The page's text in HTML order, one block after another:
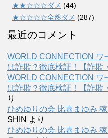
★★☆☆☆ダメ (44)
★☆☆☆☆全然ダメ (287)
最近のコメント
WORLD CONNECTION ワ
は詐欺？徹底検証！【詐欺
WORLD CONNECTION ワ
は詐欺？徹底検証！【詐欺
り
ひめゆりの会 比嘉まゆみ
SHIN より
ひめゆりの会 比嘉まゆみ